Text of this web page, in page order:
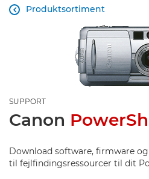
Produktsortiment

SUPPORT
Canon
Download software, firmware
til fejlfindingsressourcer til dit